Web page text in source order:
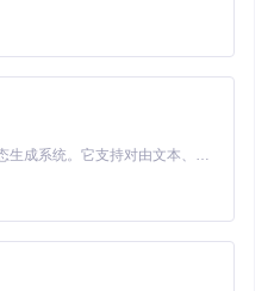
现模型微调，资源需求低效
小、学习率和秩，需根据具体
模型微调
MiniMax H3 是一个通用的全模态生成系统。它支持对由文本、图像、视频和音频组成的多模态上下文进行统一理解，并能生成分辨率高达 2K、时长可达 15 秒的带原生立体声音频的视频。得益于面向任务泛化的系统设计，H3 在预训练阶段就已具备广泛的多模态上下文理解与生成能力，能够出色地执行复杂的多模态指令。